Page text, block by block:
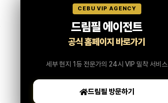
CEBU VIP AGENCY
드림필 에이전트
공식 홈페이지 바로가기
세부 현지 1등 전문가의 24시 VIP 밀착 서비스
드림필 방문하기